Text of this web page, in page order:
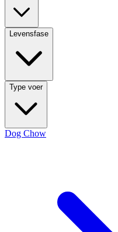
Levensfase
Type voer
Dog Chow